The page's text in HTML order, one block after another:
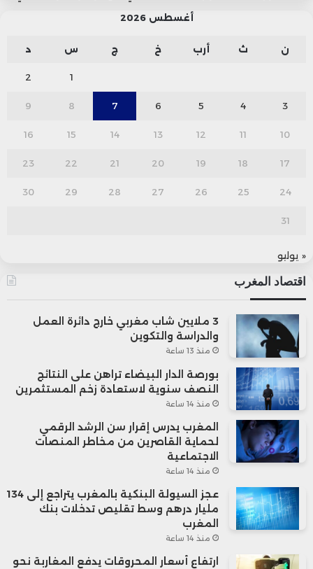
أغسطس 2026
ن ث أرب خ ج س د
1
2
3
4
5
6
7
8
9
10
11
12
13
14
15
16
17
18
19
20
21
22
23
24
25
26
27
28
29
30
31
« يوليو
اقتصاد المغرب
3 ملايين شاب مغربي خارج دائرة العمل
والدراسة والتكوين
منذ 13 ساعة
بورصة الدار البيضاء تراهن على النتائج
النصف سنوية لاستعادة زخم المستثمرين
منذ 14 ساعة
المغرب يدرس إقرار سن الرشد الرقمي
لحماية القاصرين من مخاطر المنصات
الاجتماعية
منذ 14 ساعة
عجز السيولة البنكية بالمغرب يتراجع إلى 134
مليار درهم وسط تقليص تدخلات بنك
المغرب
منذ 14 ساعة
ارتفاع أسعار المحروقات يدفع المغاربة نحو